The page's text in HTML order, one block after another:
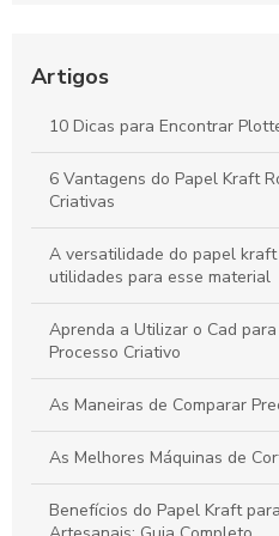
Uso Otimizado
Máquinas de Corte a Laser:
Criatividade na Produção de
Tudo sobre Papel Kraft: Guia
Transformações em Projetos
Artigos
10 Dicas para Encontrar
6 Vantagens do Papel Kraft
Criativas
A versatilidade do papel
utilidades para esse material
Aprenda a Utilizar o Cad
Processo Criativo
As Maneiras de Comparar
As Melhores Máquinas de
Benefícios do Papel Kraft